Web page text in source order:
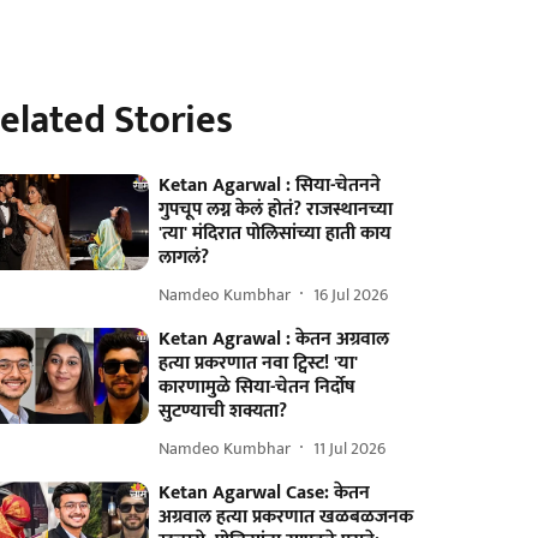
Stories
Ketan Agarwal : सिया-चेतनने
गुपचूप लग्न केलं होतं? राजस्थानच्या
'त्या' मंदिरात पोलिसांच्या हाती काय
लागलं?
Namdeo Kumbhar 16 Jul 2026
Ketan Agrawal : केतन अग्रवाल
हत्या प्रकरणात नवा ट्विस्ट! 'या'
कारणामुळे सिया-चेतन निर्दोष
सुटण्याची शक्यता?
Namdeo Kumbhar 11 Jul 2026
Ketan Agarwal Case: केतन
अग्रवाल हत्या प्रकरणात खळबळजनक